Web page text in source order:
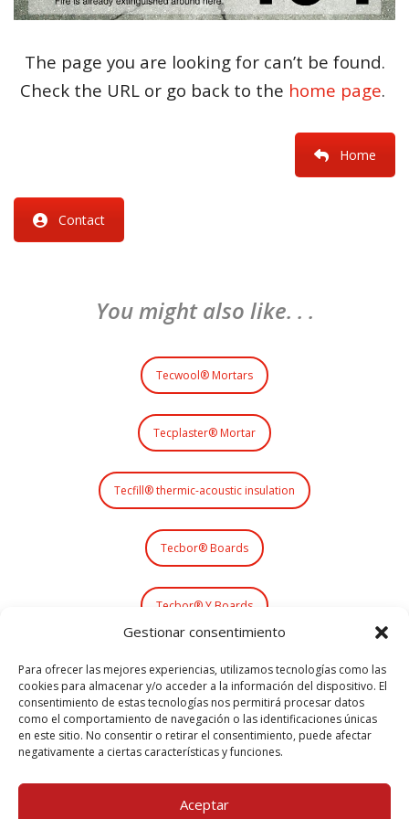
Gestionar consentimiento
Para ofrecer las mejores experiencias, utilizamos tecnologías como las
cookies para almacenar y/o acceder a la información del dispositivo. El
consentimiento de estas tecnologías nos permitirá procesar datos
como el comportamiento de navegación o las identificaciones únicas
en este sitio. No consentir o retirar el consentimiento, puede afectar
negativamente a ciertas características y funciones.
Aceptar
The page you are looking for can’t be found.
Check the URL or go back to the home page.
Home
Contact
You might also like. . .
Tecwool® Mortars
Tecplaster® Mortar
Tecfill® thermic-acoustic insulation
Tecbor® Boards
Tecbor® Y Boards
Tecsel® Sealing Systems
Teclack-W® Intumescent Paint